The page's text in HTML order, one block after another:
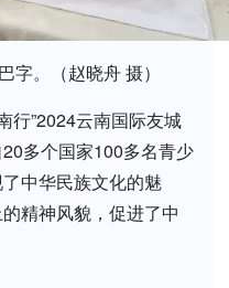
字。（赵晓舟 摄）
行”2024云南国际友城
多个国家100多名青少
中华民族文化的魅
精神风貌，促进了中